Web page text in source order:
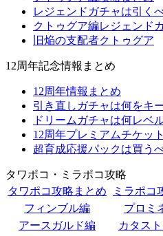
レジェンドガチャは引く
クトゥグア編レジェンド
旧焔の支配者クトゥグア
12周年記念情報まとめ
12周年情報まとめ
引き直しガチャは何をキ
ドリームガチャは何レベ
12周年プレミアムチケッ
超育成応援パックは買う
タワポコ・ミラポコ攻略
タワポコ攻略まとめ
ミラポコ
フィンブル編
プロミ
アースガルド編
カタス